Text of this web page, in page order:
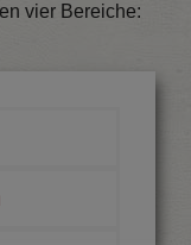
vier Bereiche: